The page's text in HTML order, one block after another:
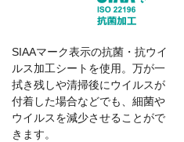
SIAAマーク表示の抗菌・抗ウイ
ルス加工シートを使用。万が一
拭き残しや清掃後にウイルスが
付着した場合などでも、細菌や
ウイルスを減少させることがで
きます。